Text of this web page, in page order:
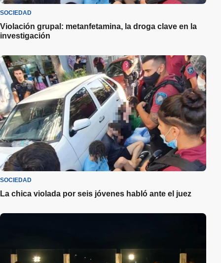
SOCIEDAD
Violación grupal: metanfetamina, la droga clave en la
investigación
SOCIEDAD
La chica violada por seis jóvenes habló ante el juez